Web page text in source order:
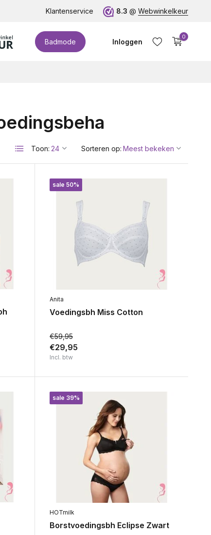
Klantenservice 8.3 @ Webwinkelkeur
Badmode Inloggen
0
Toon: Sorteren op:
sale 50%
Anita
Voedingsbh Miss Cotton
€59,95
€29,95
Incl. btw
sale 39%
HOTmilk
Borstvoedingsbh Eclipse Zwart